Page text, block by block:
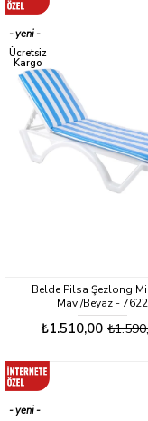
Belde Pilsa Şezlong
Mavi/Beyaz - 7622
₺1.510,00
yeni
ürün
Ücretsiz
Kargo
yeni